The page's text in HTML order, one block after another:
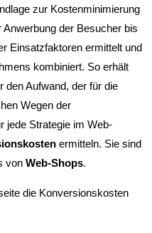
zur Kostenminimierung
der Besucher bis
Einsatzfaktoren ermittelt und
kombiniert. So erhält
den Aufwand, der für die
Wegen der
jede Strategie im Web-
ermitteln. Sie sind
vonWeb-Shops.
die Konversionskosten